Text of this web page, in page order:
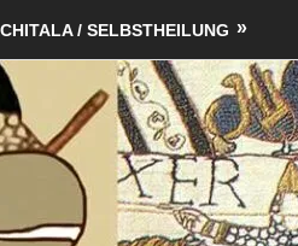
/ SELBSTHEILUNG